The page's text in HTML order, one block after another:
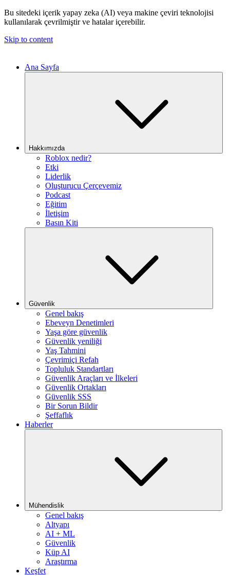
Bu sitedeki içerik yapay zeka (AI) veya makine çeviri teknolojisi
kullanılarak çevrilmiştir ve hatalar içerebilir.
Skip to content
Ana Sayfa
Hakkımızda
Roblox nedir?
Etki
Liderlik
Oluşturucu Çerçevemiz
Podcast
Eğitim
İletişim
Basın Kiti
Güvenlik
Genel bakış
Ebeveyn Denetimleri
Yaşa göre güvenlik
Güvenlik yeniliği
Yaş Tahmini
Çevrimiçi Refah
Topluluk Standartları
Güvenlik Araçları ve İlkeleri
Güvenlik Ortakları
Güvenlik SSS
Bir Sorun Bildir
Şeffaflık
Haberler
Mühendislik
Genel bakış
Altyapı
AI + ML
Güvenlik
Küp AI
Araştırma
Keşfet